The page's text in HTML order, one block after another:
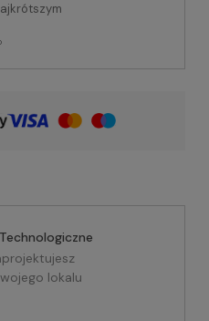
lokalu